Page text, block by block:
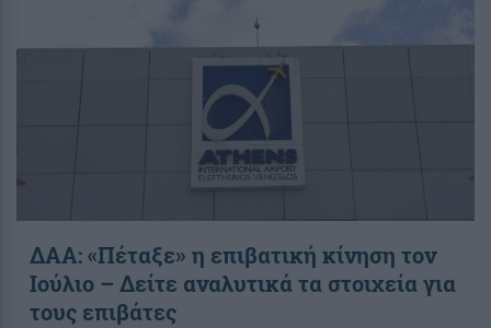
ΔΑΑ: «Πέταξε» η επιβατική κίνηση τον
Ιούλιο – Δείτε αναλυτικά τα στοιχεία για
τους επιβάτες